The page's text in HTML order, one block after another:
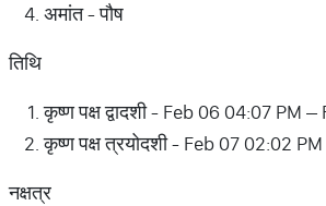
अमांत - पौष
तिथि
कृष्ण पक्ष द्वादशी - Feb 06 04:07 PM
कृष्ण पक्ष त्रयोदशी - Feb 07 02:02
नक्षत्र